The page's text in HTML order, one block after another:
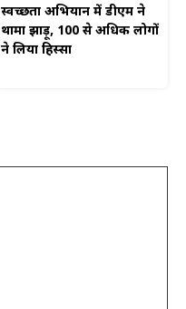
स्वच्छता अभियान में डीएम ने
थामा झाड़ू, 100 से अधिक लोगों
ने लिया हिस्सा